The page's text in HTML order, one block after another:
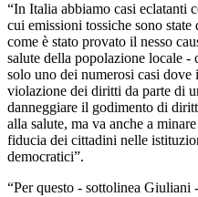
“In Italia abbiamo casi eclatanti
cui emissioni tossiche sono
come è stato provato il nesso
salute della popolazione locale
solo uno dei numerosi casi
violazione dei diritti da parte di
danneggiare il godimento di
alla salute, ma va anche a
fiducia dei cittadini nelle
democratici”.
“Per questo - sottolinea Giuliani